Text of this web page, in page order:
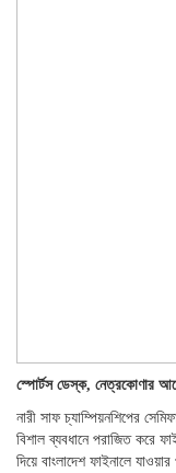
স্পোর্টস ডেস্ক, নেত্রকোণার
নারী সাফ চ্যাম্পিয়নশিপের
বিশাল ব্যবধানে পরাজিত করে
দিয়ে বাংলাদেশ ফাইনালে